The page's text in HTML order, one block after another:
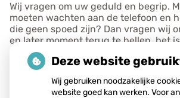
Wij vragen om uw geduld en begrip.
moeten wachten aan de telefoon en
die geen spoed zijn? Dan vragen wij
en later moment terug te bellen, het
een mail te sturen naar de praktijk (let
klachten met spoed).
Deze website
Wij gebruiken noodzakelijke
website goed kan werken. Voor